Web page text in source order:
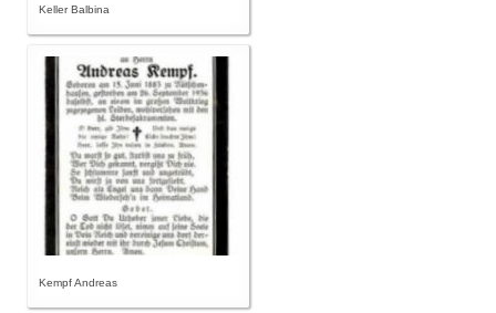
Keller Balbina
Kempf Andreas